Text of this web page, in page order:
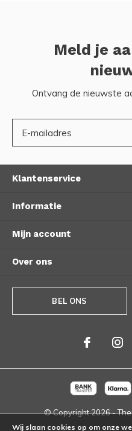
Meld je
Ontvang de nieuwste
Klantenservice
Informatie
Mijn account
Over ons
BEL ONS
© Copyright2026-
Wij slaan cookies op om onze